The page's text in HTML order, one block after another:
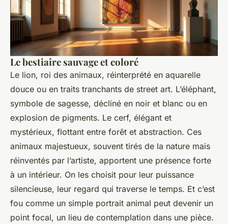
Le bestiaire sauvage et coloré
Le lion, roi des animaux, réinterprété en aquarelle
douce ou en traits tranchants de street art. L’éléphant,
symbole de sagesse, décliné en noir et blanc ou en
explosion de pigments. Le cerf, élégant et
mystérieux, flottant entre forêt et abstraction. Ces
animaux majestueux, souvent tirés de la nature mais
réinventés par l’artiste, apportent une présence forte
à un intérieur. On les choisit pour leur puissance
silencieuse, leur regard qui traverse le temps. Et c’est
fou comme un simple portrait animal peut devenir un
point focal, un lieu de contemplation dans une pièce.